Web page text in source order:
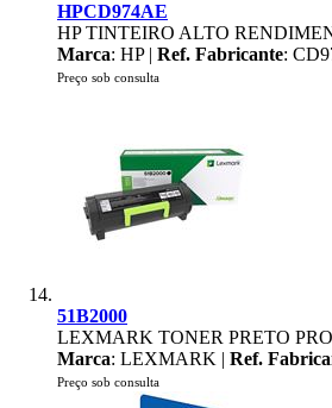
HPCD974AE
HP TINTEIRO ALTO
Marca: HP | Ref. Fabricante:
Preço sob consulta
51B2000
LEXMARK TONER PRETO
Marca: LEXMARK | Ref.
Preço sob consulta